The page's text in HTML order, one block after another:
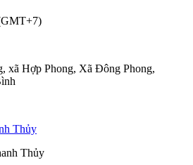
xã Hợp Phong, Xã Đông Phong,
Thủy
Thủy